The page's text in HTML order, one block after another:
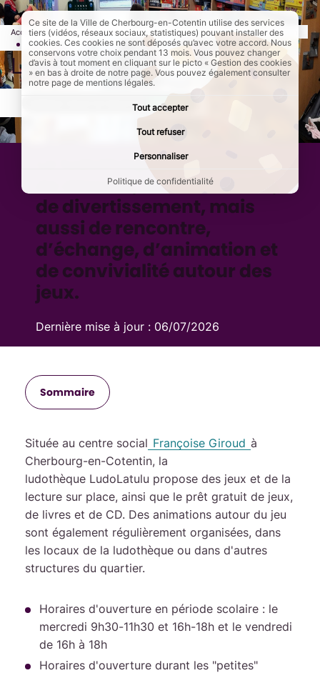
Accueil Culture et loisirs
Les ludothèques de Cherbourg-en-Cotentin
Page active :
LudoLatulu
LudoLatulu
AddToAny (share) est désactivé. Autoriser
La ludothèque est un lieu
de détente, de découverte,
de divertissement, mais
aussi de rencontre,
d’échange, d’animation et
de convivialité autour des
jeux.
Dernière mise à jour : 06/07/2026
Sommaire
Située au centre social Françoise Giroud à
Cherbourg-en-Cotentin, la
ludothèque LudoLatulu propose des jeux et de la
lecture sur place, ainsi que le prêt gratuit de jeux,
de livres et de CD. Des animations autour du jeu
sont également régulièrement organisées, dans
les locaux de la ludothèque ou dans d'autres
structures du quartier.
Horaires d'ouverture en période scolaire : le
mercredi 9h30-11h30 et 16h-18h et le vendredi
de 16h à 18h
Horaires d'ouverture durant les "petites"
Ce site de la Ville de Cherbourg-en-Cotentin utilise des services
tiers (vidéos, réseaux sociaux, statistiques) pouvant installer des
cookies. Ces cookies ne sont déposés qu’avec votre accord. Nous
conservons votre choix pendant 13 mois. Vous pouvez changer
d’avis à tout moment en cliquant sur le picto « Gestion des cookies
» en bas à droite de notre page. Vous pouvez également consulter
notre page de mentions légales.
Tout accepter
Tout refuser
Personnaliser
Politique de confidentialité